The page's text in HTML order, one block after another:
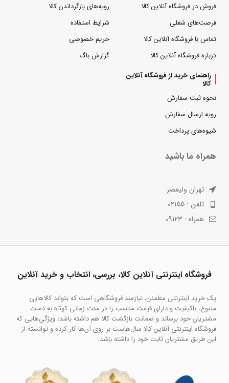
فروش در فروشگاه آنلاین کالا
فرصت‌های شغلی
تماس با فروشگاه آنلاین کالا
درباره فروشگاه آنلاین کالا
رویه‌های بازگرداندن کالا
شرایط استفاده
حریم خصوصی
گزارش باگ
راهنمای خرید از فروشگاه آنلاین
کالا
نحوه ثبت سفارش
رویه ارسال سفارش
شیوه‌های پرداخت
همراه ما باشید
تهران ولیعصر
تلفن : 02155
همراه : 09123
فروشگاه اینترنتی آنلاین کالا، بررسی، انتخاب و خرید آنلاین
یک خرید اینترنتی مطمئن، نیازمند فروشگاهی است که بتواند کالاهایی
متنوع، باکیفیت و دارای قیمت مناسب را در مدت زمانی کوتاه به دست
مشتریان خود برساند و ضمانت بازگشت کالا هم داشته باشد؛ ویژگی‌هایی که
فروشگاه اینترنتی آنلاین کالا سال‌هاست بر روی آن‌ها کار کرده و توانسته از
این طریق مشتریان ثابت خود را داشته باشد.